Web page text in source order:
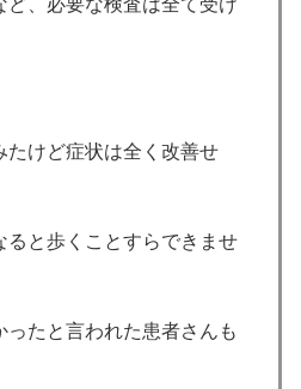
ど、必要な検査は全て受け
たけど症状は全く改善せ
ると歩くことすらできませ
ったと言われた患者さんも